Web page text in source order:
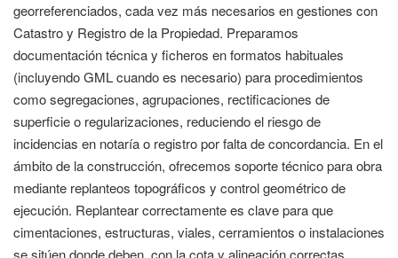
georreferenciados, cada vez más necesarios en gestiones con
Catastro y Registro de la Propiedad. Preparamos
documentación técnica y ficheros en formatos habituales
(incluyendo GML cuando es necesario) para procedimientos
como segregaciones, agrupaciones, rectificaciones de
superficie o regularizaciones, reduciendo el riesgo de
incidencias en notaría o registro por falta de concordancia. En el
ámbito de la construcción, ofrecemos soporte técnico para obra
mediante replanteos topográficos y control geométrico de
ejecución. Replantear correctamente es clave para que
cimentaciones, estructuras, viales, cerramientos o instalaciones
se sitúen donde deben, con la cota y alineación correctas.